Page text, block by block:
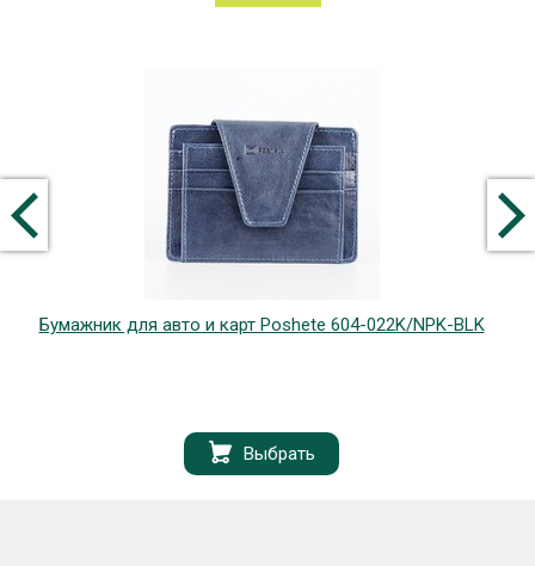
Бумажник для авто и карт Poshete 604-022K/NPK-BLK
Выбрать